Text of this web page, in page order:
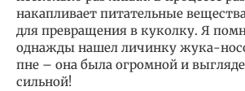
накапливает питательные
для превращения в куколку. Я
однажды нашел личинку жука-
пне – она была огромной и
сильной!